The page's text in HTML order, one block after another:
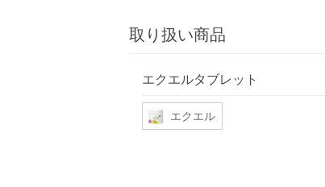
取り扱い商品
エクエルタブレット
エクエル